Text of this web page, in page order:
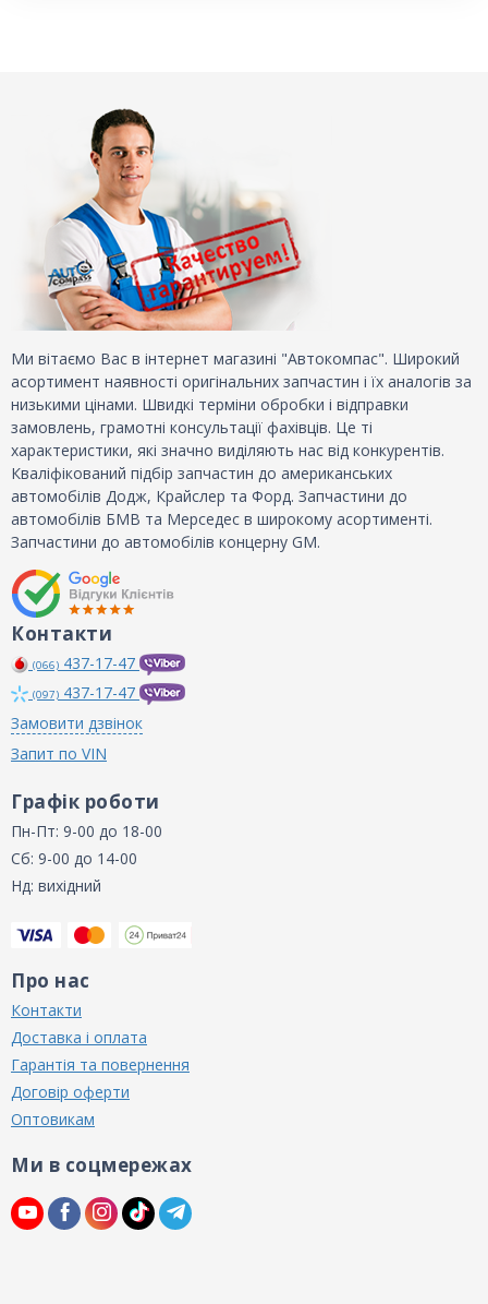
Ми вітаємо Вас в інтернет магазині "Автокомпас". Широкий
асортимент наявності оригінальних запчастин і їх аналогів за
низькими цінами. Швидкі терміни обробки і відправки
замовлень, грамотні консультації фахівців. Це ті
характеристики, які значно виділяють нас від конкурентів.
Кваліфікований підбір запчастин до американських
автомобілів Додж, Крайслер та Форд. Запчастини до
автомобілів БМВ та Мерседес в широкому асортименті.
Запчастини до автомобілів концерну GM.
Контакти
(066) 437-17-47
(097) 437-17-47
Замовити дзвінок
Запит по VIN
Графік роботи
Пн-Пт: 9-00 до 18-00
Сб: 9-00 до 14-00
Нд: вихідний
Про нас
Контакти
Доставка і оплата
Гарантія та повернення
Договір оферти
Оптовикам
Ми в соцмережах